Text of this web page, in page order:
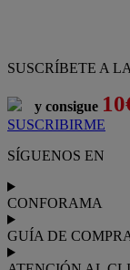
SUSCRÍBETE A
y consigue
SUSCRIBIRME
SÍGUENOS EN
CONFORAMA
GUÍA DE